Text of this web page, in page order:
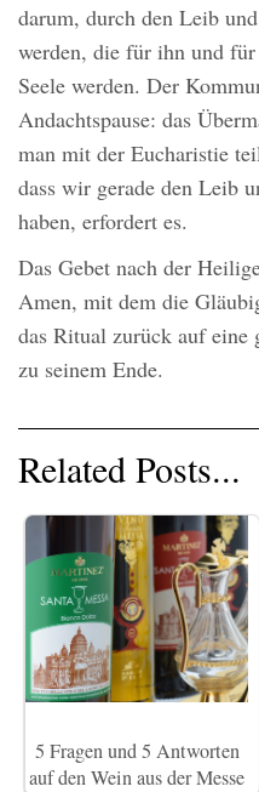
darum, durch den Leib
werden, die für ihn und
Seele werden. Der
Andachtspause: das
man mit der Eucharistie
dass wir gerade den Leib
haben, erfordert es.
Das Gebet nach der
Amen, mit dem die
das Ritual zurück auf eine
zu seinem Ende.
Related Posts...
5 Fragen und 5 Antworten
auf den Wein aus der Messe